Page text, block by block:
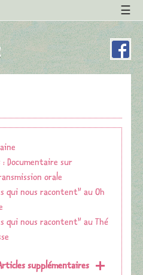
Documentaire sur
orale
qui nous racontent" au Oh
qui nous racontent" au Thé
supplémentaires